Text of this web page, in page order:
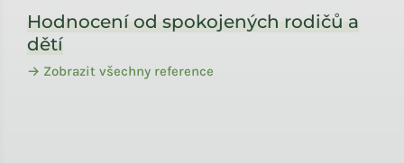
Hodnocení od spokojených rodičů a
dětí
→ Zobrazit všechny reference